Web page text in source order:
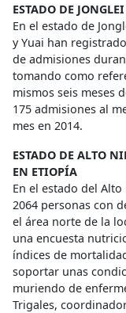
ESTADO DE JONGLEI
En el estado de
y Yuai han
de admisiones
tomando como
mismos seis meses
175 admisiones al
mes en 2014.
ESTADO DE ALTO
EN ETIOPÍA
En el estado del
2064 personas con
el área norte de la
una encuesta
índices de
soportar unas
muriendo de
Trigales,